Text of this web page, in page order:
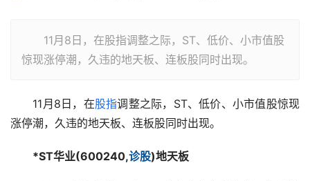
11月8日，在股指调整之际，ST、低价、小市值股
惊现涨停潮，久违的地天板、连板股同时出现。
11月8日，在股指调整之际，ST、低价、小市值股惊现
涨停潮，久违的地天板、连板股同时出现。
*ST华业(600240,诊股)地天板